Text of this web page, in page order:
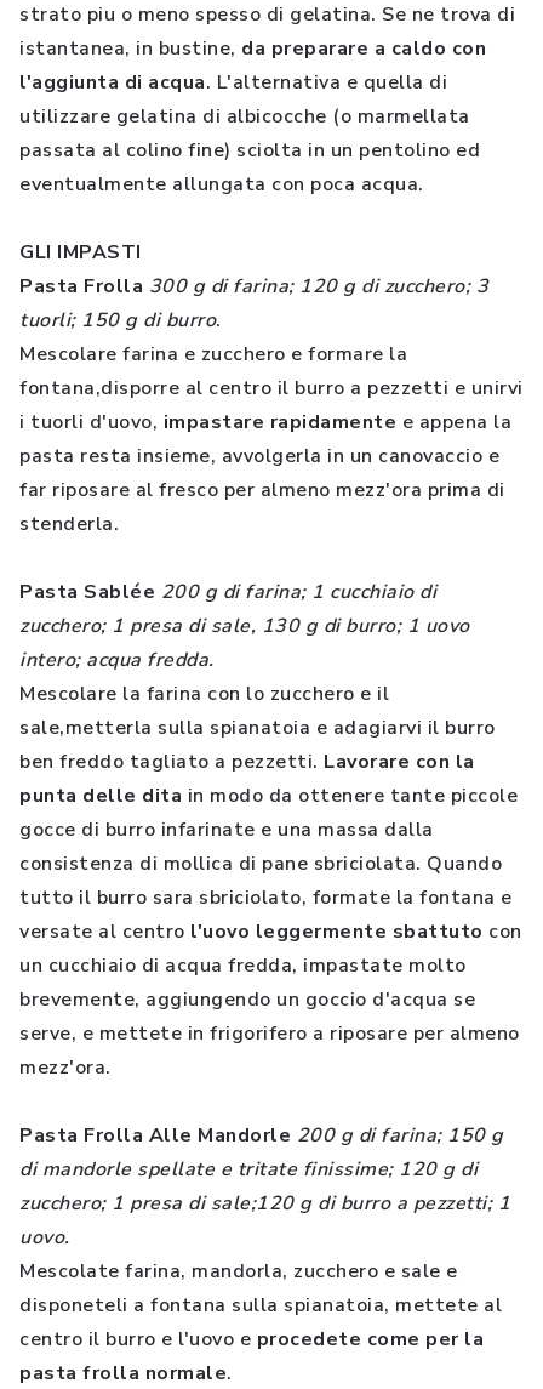
strato piu o meno spesso di gelatina. Se ne trova di
istantanea, in bustine, da preparare a caldo con
l'aggiunta di acqua. L'alternativa e quella di
utilizzare gelatina di albicocche (o marmellata
passata al colino fine) sciolta in un pentolino ed
eventualmente allungata con poca acqua.
GLI IMPASTI
Pasta Frolla 300 g di farina; 120 g di zucchero; 3
tuorli; 150 g di burro.
Mescolare farina e zucchero e formare la
fontana,disporre al centro il burro a pezzetti e unirvi
i tuorli d'uovo, impastare rapidamente e appena la
pasta resta insieme, avvolgerla in un canovaccio e
far riposare al fresco per almeno mezz'ora prima di
stenderla.
Pasta Sablée 200 g di farina; 1 cucchiaio di
zucchero; 1 presa di sale, 130 g di burro; 1 uovo
intero; acqua fredda.
Mescolare la farina con lo zucchero e il
sale,metterla sulla spianatoia e adagiarvi il burro
ben freddo tagliato a pezzetti. Lavorare con la
punta delle dita in modo da ottenere tante piccole
gocce di burro infarinate e una massa dalla
consistenza di mollica di pane sbriciolata. Quando
tutto il burro sara sbriciolato, formate la fontana e
versate al centro l'uovo leggermente sbattuto con
un cucchiaio di acqua fredda, impastate molto
brevemente, aggiungendo un goccio d'acqua se
serve, e mettete in frigorifero a riposare per almeno
mezz'ora.
Pasta Frolla Alle Mandorle 200 g di farina; 150 g
di mandorle spellate e tritate finissime; 120 g di
zucchero; 1 presa di sale;120 g di burro a pezzetti; 1
uovo.
Mescolate farina, mandorla, zucchero e sale e
disponeteli a fontana sulla spianatoia, mettete al
centro il burro e l'uovo e procedete come per la
pasta frolla normale.